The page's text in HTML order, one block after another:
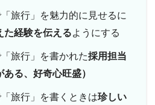
旅行」を魅力的に見せるに
た経験を伝えるようにする
旅行」を書かれた採用担当
る、好奇心旺盛）
旅行」を書くときは珍しい